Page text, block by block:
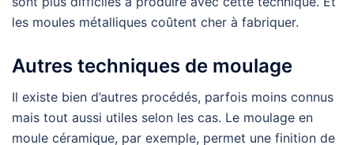
les moules métalliques coûtent cher à fabriquer.
Autres techniques de moulage
Il existe bien d’autres procédés, parfois moins connus
mais tout aussi utiles selon les cas. Le moulage en
moule céramique, par exemple, permet une finition de